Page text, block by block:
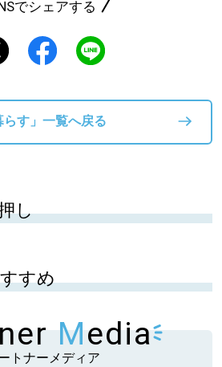
でシェアする
らす」一覧へ戻る
し
すめ
Media
トナーメディア